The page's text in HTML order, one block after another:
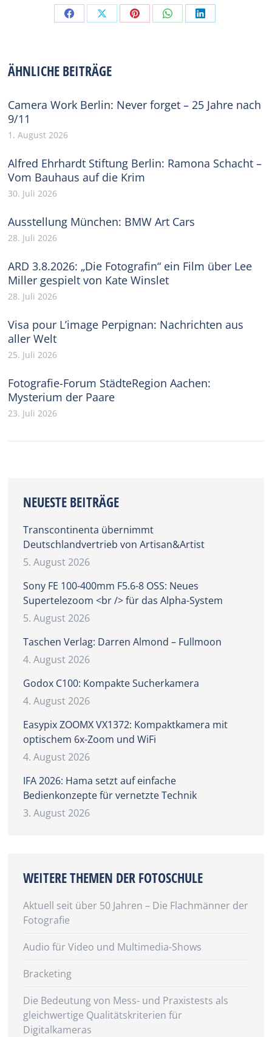
Share Share Share Share Share
ÄHNLICHE BEITRÄGE
Camera Work Berlin: Never forget – 25 Jahre nach
9/11
1. August 2026
Alfred Ehrhardt Stiftung Berlin: Ramona Schacht –
Vom Bauhaus auf die Krim
30. Juli 2026
Ausstellung München: BMW Art Cars
28. Juli 2026
ARD 3.8.2026: „Die Fotografin“ ein Film über Lee
Miller gespielt von Kate Winslet
28. Juli 2026
Visa pour L’image Perpignan: Nachrichten aus
aller Welt
25. Juli 2026
Fotografie-Forum StädteRegion Aachen:
Mysterium der Paare
23. Juli 2026
NEUESTE BEITRÄGE
Transcontinenta übernimmt
Deutschlandvertrieb von Artisan&Artist
5. August 2026
Sony FE 100-400mm F5.6-8 OSS: Neues
Supertelezoom <br /> für das Alpha-System
5. August 2026
Taschen Verlag: Darren Almond – Fullmoon
4. August 2026
Godox C100: Kompakte Sucherkamera
4. August 2026
Easypix ZOOMX VX1372: Kompaktkamera mit
optischem 6x-Zoom und WiFi
4. August 2026
IFA 2026: Hama setzt auf einfache
Bedienkonzepte für vernetzte Technik
3. August 2026
WEITERE THEMEN DER FOTOSCHULE
Aktuell seit über 50 Jahren – Die Flachmänner der
Fotografie
Audio für Video und Multimedia-Shows
Bracketing
Die Bedeutung von Mess- und Praxistests als
gleichwertige Qualitätskriterien für
Digitalkameras